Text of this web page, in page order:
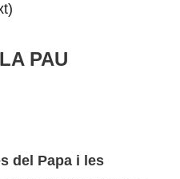
PAU
del Papa i les